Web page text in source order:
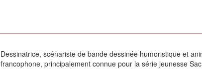
Dessinatrice, scénariste de bande dessinée humoristique et
francophone, principalement connue pour la série jeunesse